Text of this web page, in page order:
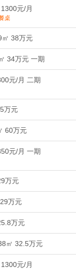
元/月
桌
㎡ 38万元
34万元 一期
元/月 二期
万元
60万元
元/月 一期
万元
万元
万元
㎡ 32.5万元
元/月